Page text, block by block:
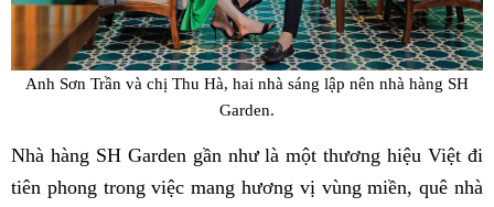
Anh Sơn Trần và chị Thu Hà, hai nhà sáng lập nên nhà hàng SH
Garden.
Nhà hàng SH Garden gần như là một thương hiệu Việt đi
tiên phong trong việc mang hương vị vùng miền, quê nhà